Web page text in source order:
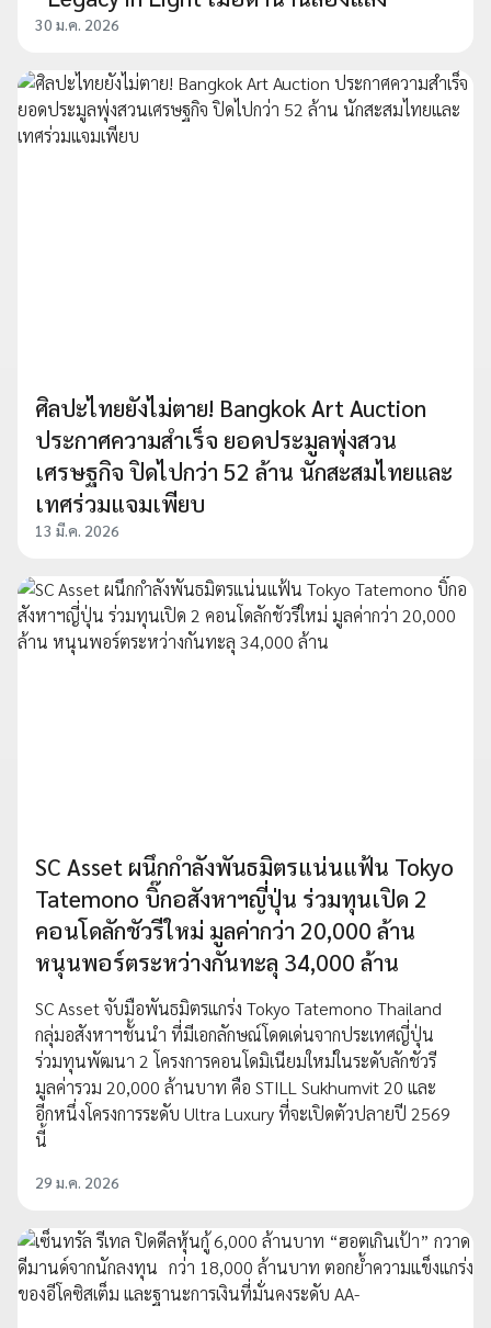
30 ม.ค. 2026
ศิลปะไทยยังไม่ตาย! Bangkok Art Auction
ประกาศความสำเร็จ ยอดประมูลพุ่งสวน
เศรษฐกิจ ปิดไปกว่า 52 ล้าน นักสะสมไทยและ
เทศร่วมแจมเพียบ
13 มี.ค. 2026
SC Asset ผนึกกำลังพันธมิตรแน่นแฟ้น Tokyo
Tatemono บิ๊กอสังหาฯญี่ปุ่น ร่วมทุนเปิด 2
คอนโดลักชัวรีใหม่ มูลค่ากว่า 20,000 ล้าน
หนุนพอร์ตระหว่างกันทะลุ 34,000 ล้าน
SC Asset จับมือพันธมิตรแกร่ง Tokyo Tatemono Thailand
กลุ่มอสังหาฯชั้นนำ ที่มีเอกลักษณ์โดดเด่นจากประเทศญี่ปุ่น
ร่วมทุนพัฒนา 2 โครงการคอนโดมิเนียมใหม่ในระดับลักชัวรี
มูลค่ารวม 20,000 ล้านบาท คือ STILL Sukhumvit 20 และ
อีกหนึ่งโครงการระดับ Ultra Luxury ที่จะเปิดตัวปลายปี 2569
นี้
29 ม.ค. 2026